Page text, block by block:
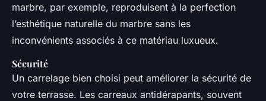
marbre, par exemple, reproduisent à la perfection
l’esthétique naturelle du marbre sans les
inconvénients associés à ce matériau luxueux.
Sécurité
Un carrelage bien choisi peut améliorer la sécurité de
votre terrasse. Les carreaux antidérapants, souvent